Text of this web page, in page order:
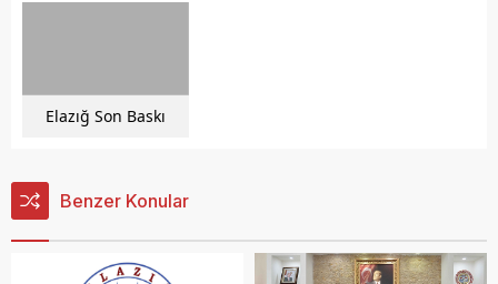
Elazığ Son Baskı
Benzer Konular